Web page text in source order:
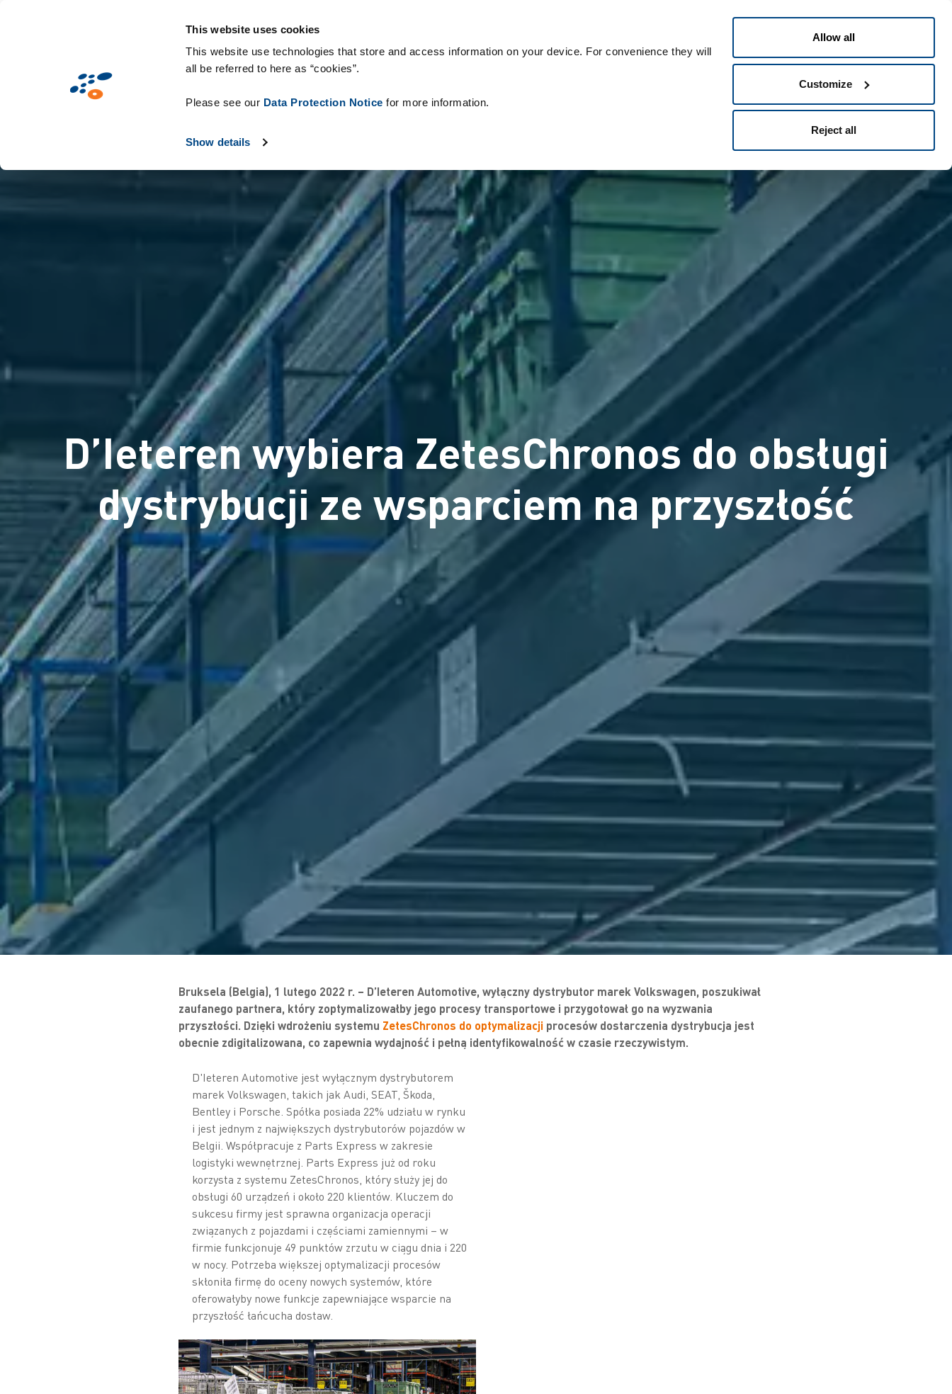
This website uses cookies
This website use technologies that store and access information on your device. For convenience they will
all be referred to here as “cookies”.
Please see our Data Protection Notice for more information.
Show details
Allow all
Customize
Reject all
Branże Technologie i materiały eksploatacyjne
D’Ieteren wybiera ZetesChronos do obsługi
dystrybucji ze wsparciem na przyszłość
Bruksela (Belgia), 1 lutego 2022 r. – D’Ieteren Automotive, wyłączny dystrybutor marek Volkswagen, poszukiwał
zaufanego partnera, który zoptymalizowałby jego procesy transportowe i przygotował go na wyzwania
przyszłości. Dzięki wdrożeniu systemu ZetesChronos do optymalizacji procesów dostarczenia dystrybucja jest
obecnie zdigitalizowana, co zapewnia wydajność i pełną identyfikowalność w czasie rzeczywistym.
D'Ieteren Automotive jest wyłącznym dystrybutorem
marek Volkswagen, takich jak Audi, SEAT, Škoda,
Bentley i Porsche. Spółka posiada 22% udziału w rynku
i jest jednym z największych dystrybutorów pojazdów w
Belgii. Współpracuje z Parts Express w zakresie
logistyki wewnętrznej. Parts Express już od roku
korzysta z systemu ZetesChronos, który służy jej do
obsługi 60 urządzeń i około 220 klientów. Kluczem do
sukcesu firmy jest sprawna organizacja operacji
związanych z pojazdami i częściami zamiennymi – w
firmie funkcjonuje 49 punktów zrzutu w ciągu dnia i 220
w nocy. Potrzeba większej optymalizacji procesów
skłoniła firmę do oceny nowych systemów, które
oferowałyby nowe funkcje zapewniające wsparcie na
przyszłość łańcucha dostaw.